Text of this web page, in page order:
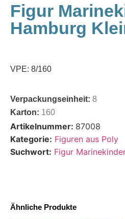
Figur
Hamburg
VPE: 8/160
Verpackungseinheit: 8
Karton: 160
Artikelnummer: 87008
Kategorie: Figuren aus Poly
Suchwort: Figur
Ähnliche Produkte